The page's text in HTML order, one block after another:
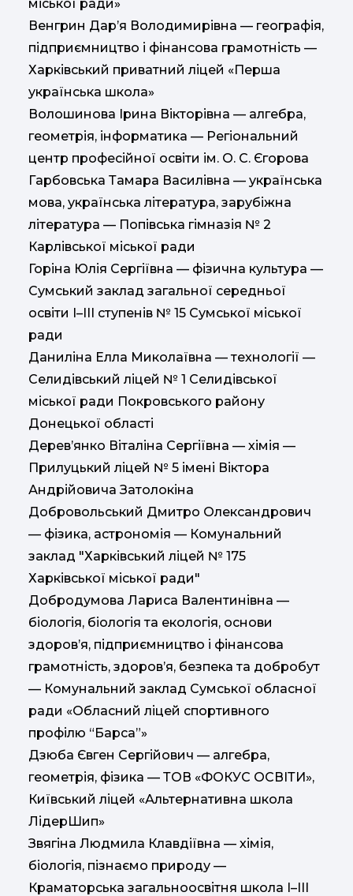
міської ради»
Венгрин Дар’я Володимирівна — географія,
підприємництво і фінансова грамотність —
Харківський приватний ліцей «Перша
українська школа»
Волошинова Ірина Вікторівна — алгебра,
геометрія, інформатика — Регіональний
центр професійної освіти ім. О. С. Єгорова
Гарбовська Тамара Василівна — українська
мова, українська література, зарубіжна
література — Попівська гімназія № 2
Карлівської міської ради
Горіна Юлія Сергіївна — фізична культура —
Сумський заклад загальної середньої
освіти І–ІІІ ступенів № 15 Сумської міської
ради
Даниліна Елла Миколаївна — технології —
Селидівський ліцей № 1 Селидівської
міської ради Покровського району
Донецької області
Дерев’янко Віталіна Сергіївна — хімія —
Прилуцький ліцей № 5 імені Віктора
Андрійовича Затолокіна
Добровольський Дмитро Олександрович
— фізика, астрономія — Комунальний
заклад "Харківський ліцей № 175
Харківської міської ради"
Добродумова Лариса Валентинівна —
біологія, біологія та екологія, основи
здоров’я, підприємництво і фінансова
грамотність, здоров’я, безпека та добробут
— Комунальний заклад Сумської обласної
ради «Обласний ліцей спортивного
профілю “Барса”»
Дзюба Євген Сергійович — алгебра,
геометрія, фізика — ТОВ «ФОКУС ОСВІТИ»,
Київський ліцей «Альтернативна школа
ЛідерШип»
Звягіна Людмила Клавдіївна — хімія,
біологія, пізнаємо природу —
Краматорська загальноосвітня школа І–ІІІ